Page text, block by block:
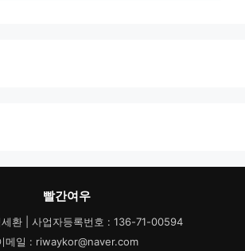
빨간여우
환 | 사업자등록번호 : 136-71-00594
메일 : riwaykor@naver.com